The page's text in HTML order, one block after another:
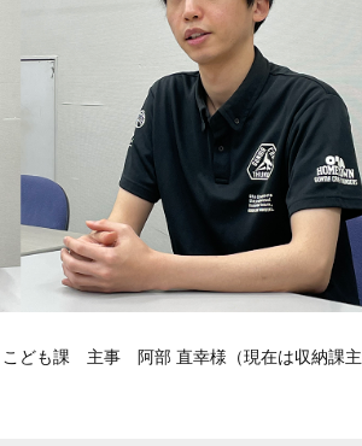
ども課 主事 阿部 直幸様（現在は収納課主